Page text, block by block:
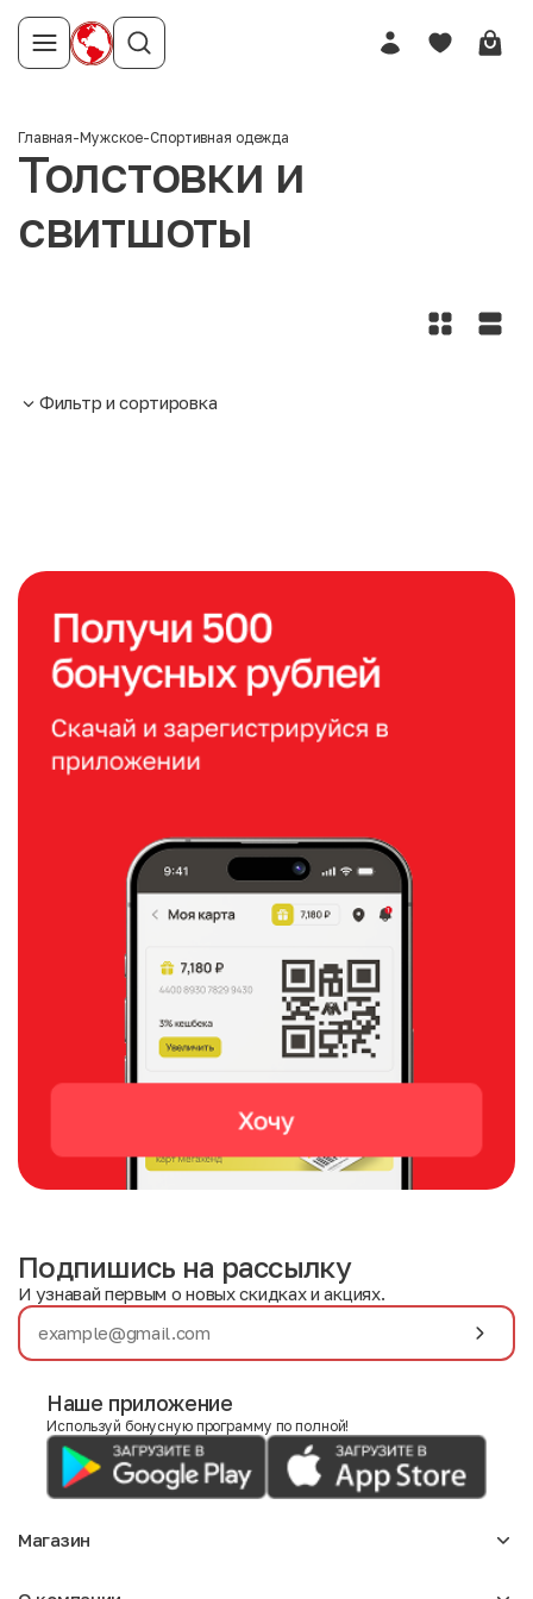
Главная-Мужское-Спортивная одежда
Толстовки и
свитшоты
Фильтр и сортировка
Подпишись на рассылку
И узнавай первым о новых скидках и акциях.
Наше приложение
Используй бонусную программу по полной!
Магазин